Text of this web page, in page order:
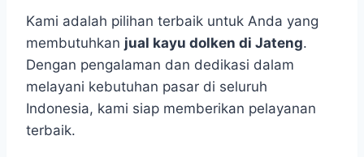
Kami adalah pilihan terbaik untuk Anda yang
membutuhkan jual kayu dolken di Jateng.
Dengan pengalaman dan dedikasi dalam
melayani kebutuhan pasar di seluruh
Indonesia, kami siap memberikan pelayanan
terbaik.